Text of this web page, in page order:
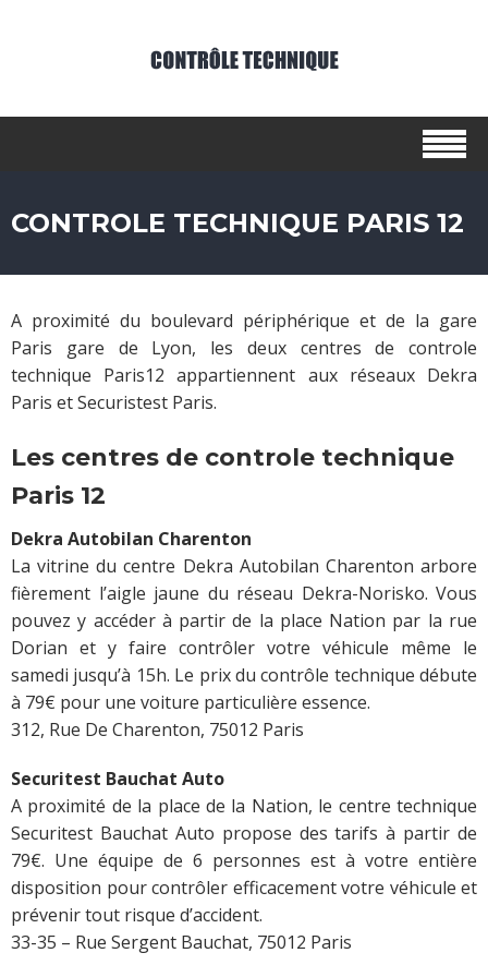
CONTROLE TECHNIQUE PARIS 12
A proximité du boulevard périphérique et de la gare
Paris gare de Lyon, les deux centres de controle
technique Paris12 appartiennent aux réseaux Dekra
Paris et Securistest Paris.
Les centres de controle technique
Paris 12
Dekra Autobilan Charenton
La vitrine du centre Dekra Autobilan Charenton arbore
fièrement l’aigle jaune du réseau Dekra-Norisko. Vous
pouvez y accéder à partir de la place Nation par la rue
Dorian et y faire contrôler votre véhicule même le
samedi jusqu’à 15h. Le prix du contrôle technique débute
à 79€ pour une voiture particulière essence.
312, Rue De Charenton, 75012 Paris
Securitest Bauchat Auto
A proximité de la place de la Nation, le centre technique
Securitest Bauchat Auto propose des tarifs à partir de
79€. Une équipe de 6 personnes est à votre entière
disposition pour contrôler efficacement votre véhicule et
prévenir tout risque d’accident.
33-35 – Rue Sergent Bauchat, 75012 Paris